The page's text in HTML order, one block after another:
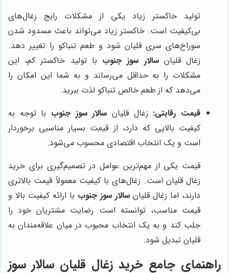
تولید خاکستر زیاد یکی از مشکلات رایج زغال‌های
بی‌کیفیت است. خاکستر زیاد می‌تواند باعث مسدود شدن
سوراخ‌های سری قلیان شود و طعم تنباکو را تغییر دهد.
زغال قلیانسالار سوز جنوب با تولید خاکستر کم، این
مشکلات را به حداقل می‌رساند و به شما این امکان را
می‌دهد که از طعم خالص تنباکو لذت ببرید.
قیمت رقابتی: زغال قلیان سالار سوز جنوب با توجه به
کیفیت بالایی که دارد، از قیمت بسیار مناسبی برخوردار
است و یک انتخاب اقتصادی محسوب می‌شود.
قیمت یکی از مهم‌ترین عوامل در تصمیم‌گیری برای خرید
زغال قلیان است. زغال‌های با کیفیت معمولاً قیمت بالاتری
دارند، اما زغال قلیان سالار سوز جنوب با ارائه کیفیت بالا و
قیمت مناسب، توانسته است رضایت مشتریان خود را
جلب کند و به یک انتخاب محبوب در میان علاقه‌مندان به
قلیان تبدیل شود.
راهنمای جامع خرید زغال قلیان سالار سوز